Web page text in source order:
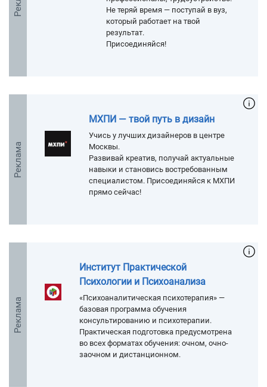
Не теряй время — поступай в вуз,
который работает на твой
результат.
Присоединяйся!
Реклама
МХПИ — твой путь в дизайн
Учись у лучших дизайнеров в центре
Москвы.
Развивай креатив, получай актуальные
навыки и становись востребованным
специалистом. Присоединяйся к МХПИ
прямо сейчас!
Реклама
Институт Практической
Психологии и Психоанализа
«Психоаналитическая психотерапия» —
базовая программа обучения
консультированию и психотерапии.
Практическая подготовка предусмотрена
во всех форматах обучения: очном, очно-
заочном и дистанционном.